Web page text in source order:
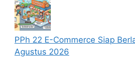
PPh 22 E-Commerce Siap
Agustus 2026